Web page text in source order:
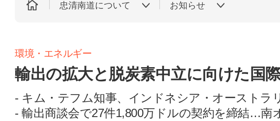
忠清南道について お知らせ
環境・エネルギー
輸出の拡大と脱炭素中立に向けた国
- キム・テフム知事、インドネシア・オーストラ
- 輸出商談会で27件1,800万ドルの契約を締結…